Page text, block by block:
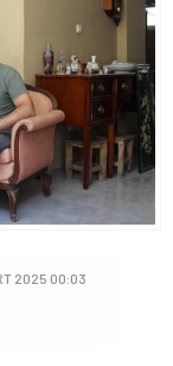
2025 00:03